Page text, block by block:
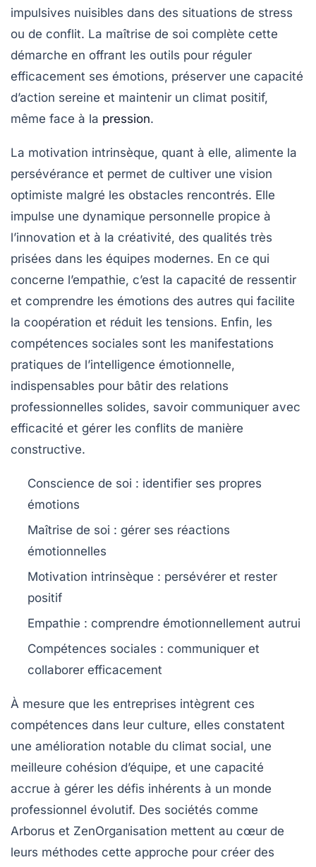
impulsives nuisibles dans des situations de stress
ou de conflit. La maîtrise de soi complète cette
démarche en offrant les outils pour réguler
efficacement ses émotions, préserver une capacité
d’action sereine et maintenir un climat positif,
même face à la pression.
La motivation intrinsèque, quant à elle, alimente la
persévérance et permet de cultiver une vision
optimiste malgré les obstacles rencontrés. Elle
impulse une dynamique personnelle propice à
l’innovation et à la créativité, des qualités très
prisées dans les équipes modernes. En ce qui
concerne l’empathie, c’est la capacité de ressentir
et comprendre les émotions des autres qui facilite
la coopération et réduit les tensions. Enfin, les
compétences sociales sont les manifestations
pratiques de l’intelligence émotionnelle,
indispensables pour bâtir des relations
professionnelles solides, savoir communiquer avec
efficacité et gérer les conflits de manière
constructive.
Conscience de soi : identifier ses propres
émotions
Maîtrise de soi : gérer ses réactions
émotionnelles
Motivation intrinsèque : persévérer et rester
positif
Empathie : comprendre émotionnellement autrui
Compétences sociales : communiquer et
collaborer efficacement
À mesure que les entreprises intègrent ces
compétences dans leur culture, elles constatent
une amélioration notable du climat social, une
meilleure cohésion d’équipe, et une capacité
accrue à gérer les défis inhérents à un monde
professionnel évolutif. Des sociétés comme
Arborus et ZenOrganisation mettent au cœur de
leurs méthodes cette approche pour créer des